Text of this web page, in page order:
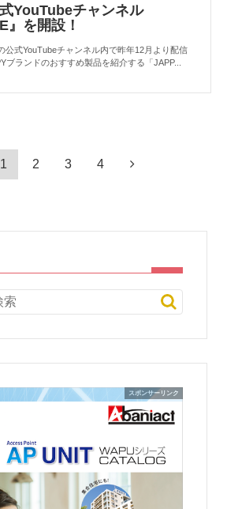
YouTubeチャンネル
』を開設！
公式YouTubeチャンネル内で昨年12月より配信
ブランドのおすすめ製品を紹介する「JAPP...
1 2 3 4